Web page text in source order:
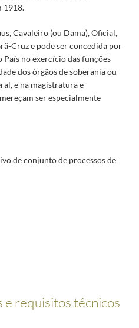
1918.
Cavaleiro (ou Dama), Oficial,
Cruz e pode ser concedida por
País no exercício das funções
dos órgãos de soberania ou
e na magistratura e
ser especialmente
de conjunto de processos de
e requisitos técnicos